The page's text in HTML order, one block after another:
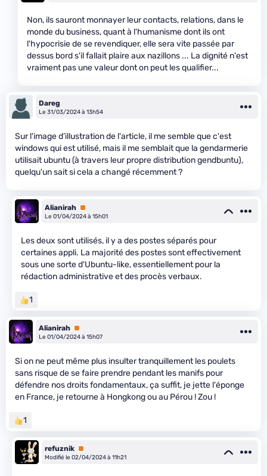
Non, ils sauront monnayer leur contacts, relations, dans le
monde du business, quant à l'humanisme dont ils ont
l'hypocrisie de se revendiquer, elle sera vite passée par
dessus bord s'il fallait plaire aux nazillons ... La dignité n'est
vraiment pas une valeur dont on peut les qualifier...
Dareg
Le 31/03/2024 à 13h54
Sur l'image d’illustration de l'article, il me semble que c'est
windows qui est utilisé, mais il me semblait que la gendarmerie
utilisait ubuntu (à travers leur propre distribution gendbuntu),
quelqu'un sait si cela a changé récemment ?
Alianirah Premium
Le 01/04/2024 à 15h01
Les deux sont utilisés, il y a des postes séparés pour
certaines appli. La majorité des postes sont effectivement
sous une sorte d'Ubuntu-like, essentiellement pour la
rédaction administrative et des procès verbaux.
1
Alianirah Premium
Le 01/04/2024 à 15h07
Si on ne peut même plus insulter tranquillement les poulets
sans risque de se faire prendre pendant les manifs pour
défendre nos droits fondamentaux, ça suffit, je jette l'éponge
en France, je retourne à Hongkong ou au Pérou ! Zou !
1
refuznik Premium
Modifié le 02/04/2024 à 11h21